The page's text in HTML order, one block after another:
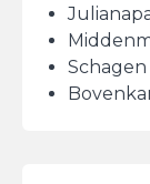
Schagen